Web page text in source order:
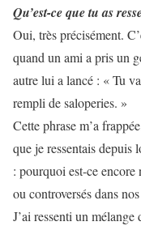
Qu’est-ce que tu as
Oui, très précisément.
quand un ami a pris un
autre lui a lancé : « Tu
rempli de saloperies. »
Cette phrase m’a
que je ressentais depuis
: pourquoi est-ce
ou controversés dans
J’ai ressenti un